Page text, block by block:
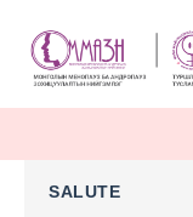
SALUTE